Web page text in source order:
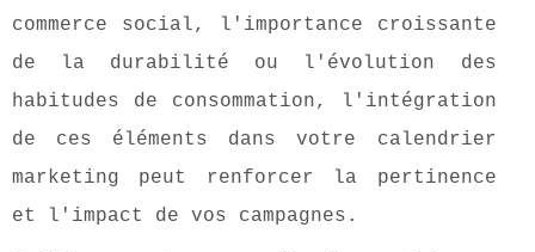
commerce social, l'importance croissante
de la durabilité ou l'évolution des
habitudes de consommation, l'intégration
de ces éléments dans votre calendrier
marketing peut renforcer la pertinence
et l'impact de vos campagnes.